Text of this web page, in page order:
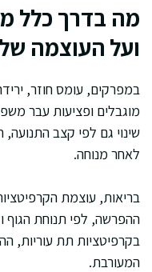
מה בדרך כלל
ועל העוצמה
במפרקים, עומס חוזר,
מוגבלים ופציעות עבר
שינוי גם לפי קצב התנועה,
לאחר מנוחה.
בריאות, עוצמת
ההפרשה, לפי תנוחת הגוף
בקרפיטציות תת עוריות,
המעורבת.